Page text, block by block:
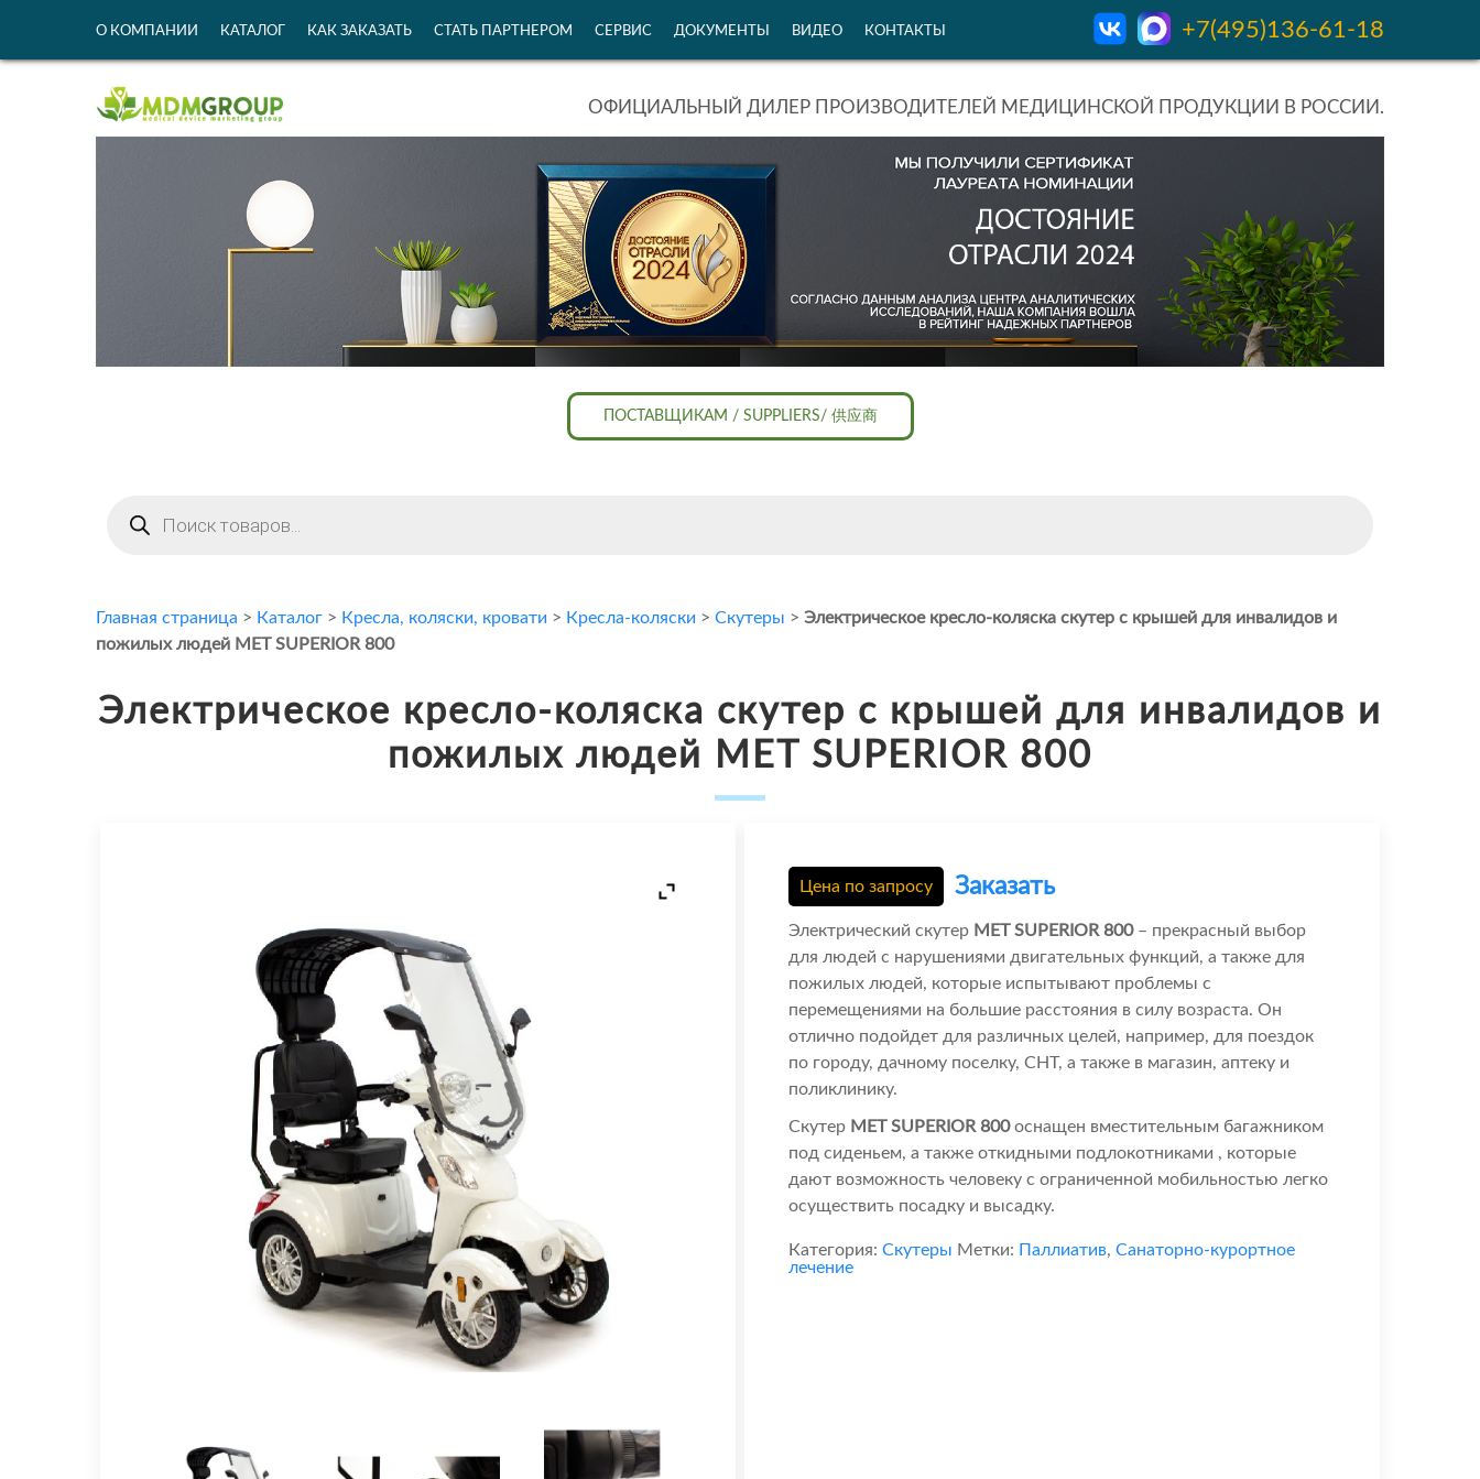
О КОМПАНИИ КАТАЛОГ КАК ЗАКАЗАТЬ СТАТЬ ПАРТНЕРОМ СЕРВИС ДОКУМЕНТЫ ВИДЕО КОНТАКТЫ +7(495)136-61-18
ОФИЦИАЛЬНЫЙ ДИЛЕР ПРОИЗВОДИТЕЛЕЙ МЕДИЦИНСКОЙ ПРОДУКЦИИ В РОССИИ.
ПОСТАВЩИКАМ / SUPPLIERS/ 供应商
товаров
Главная страница > Каталог > Кресла, коляски, кровати > Кресла-коляски > Скутеры > Электрическое кресло-коляска скутер c крышей для инвалидов и
пожилых людей MET SUPERIOR 800
Электрическое кресло-коляска скутер c крышей для инвалидов и
пожилых людей MET SUPERIOR 800
Цена по запросу Заказать
Электрический скутер MET SUPERIOR 800– прекрасный выбор
для людей с нарушениями двигательных функций, а также для
пожилых людей, которые испытывают проблемы с
перемещениями на большие расстояния в силу возраста. Он
отлично подойдет для различных целей, например, для поездок
по городу, дачному поселку, СНТ, а также в магазин, аптеку и
поликлинику.
Скутер MET SUPERIOR 800оснащен вместительным багажником
под сиденьем, а также откидными подлокотниками , которые
дают возможность человеку с ограниченной мобильностью легко
осуществить посадку и высадку.
Категория: Скутеры Метки: Паллиатив, Санаторно-курортное
лечение